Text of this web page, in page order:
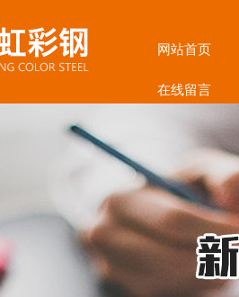
网站首页
在线留言